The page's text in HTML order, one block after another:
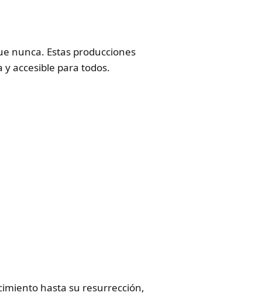
nunca. Estas producciones
accesible para todos.
hasta su resurrección,